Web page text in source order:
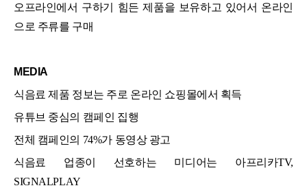
오프라인에서 구하기 힘든 제품을 보유하고 있어서 온라인
으로 주류를 구매
MEDIA
식음료 제품 정보는 주로 온라인 쇼핑몰에서 획득
유튜브 중심의 캠페인 집행
전체 캠페인의 74%가 동영상 광고
식음료 업종이 선호하는 미디어는 아프리카TV,
SIGNALPLAY